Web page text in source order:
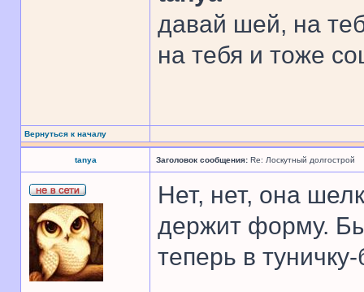
давай шей, на
на тебя и тоже
Вернуться к началу
tanya Заголовок сообщения: Re: Лоскутный долгострой
Нет, нет, она
держит форму.
теперь в